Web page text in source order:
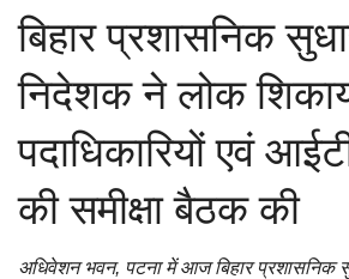
Contact
Gallery
National
World
बिहार प्रशासनिक
निदेशक ने लोक
पदाधिकारियों एवं
की समीक्षा बैठक की
अधिवेशन भवन, पटना में आज बिहार प्रशासनिक